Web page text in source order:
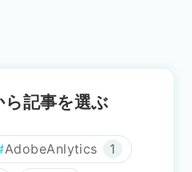
記事を選ぶ
AdobeAnlytics 1